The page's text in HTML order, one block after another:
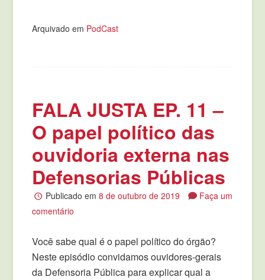
Arquivado em PodCast
FALA JUSTA EP. 11 –
O papel político das
ouvidoria externa nas
Defensorias Públicas
Publicado em 8 de outubro de 2019
Faça um
comentário
Você sabe qual é o papel político do órgão?
Neste episódio convidamos ouvidores-gerais
da Defensoria Pública para explicar qual a